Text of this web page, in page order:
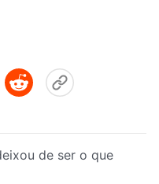
de ser o que